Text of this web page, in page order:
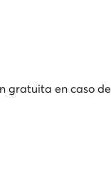
gratuita en caso